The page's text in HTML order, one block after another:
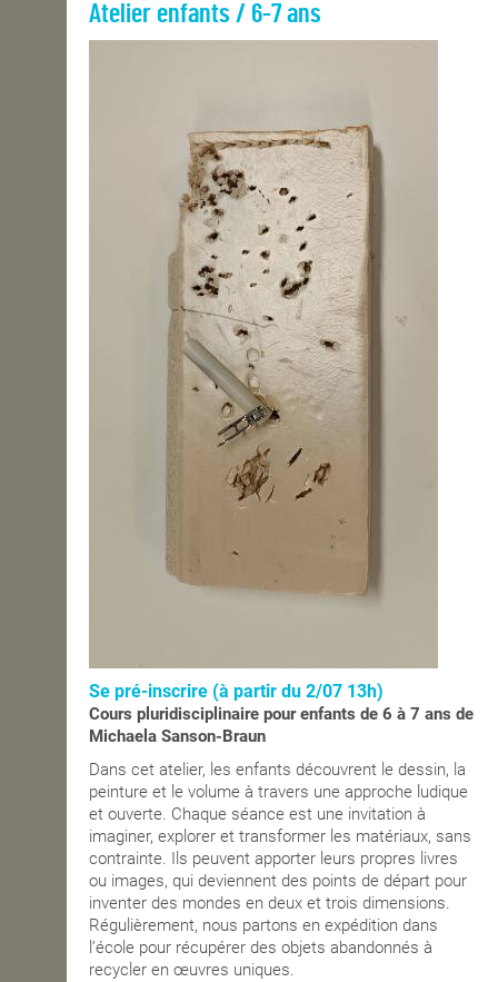
Atelier enfants / 6-7 ans
Se pré-inscrire (à partir du 2/07 13h)
Cours pluridisciplinaire pour enfants de 6 à 7 ans de
Michaela Sanson-Braun
Dans cet atelier, les enfants découvrent le dessin, la
peinture et le volume à travers une approche ludique
et ouverte. Chaque séance est une invitation à
imaginer, explorer et transformer les matériaux, sans
contrainte. Ils peuvent apporter leurs propres livres
ou images, qui deviennent des points de départ pour
inventer des mondes en deux et trois dimensions.
Régulièrement, nous partons en expédition dans
l’école pour récupérer des objets abandonnés à
recycler en œuvres uniques.